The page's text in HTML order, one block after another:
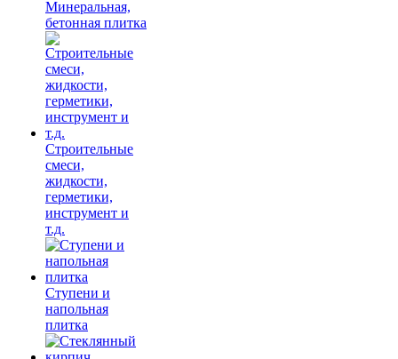
Минеральная,
бетонная плитка
Строительные
смеси,
жидкости,
герметики,
инструмент и
т.д.
Ступени и
напольная
плитка